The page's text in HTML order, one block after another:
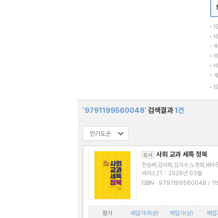
'9791199560048' 검색결과1건
도서 사회 교과 세특 정복
한승배,강서희,김지수,노정희,배수
선,하희 저
씨마스21 | 2026년 03월
ISBN : 9791199560048 / 1199560
정가 매입가(최상) 매입가(상) 매